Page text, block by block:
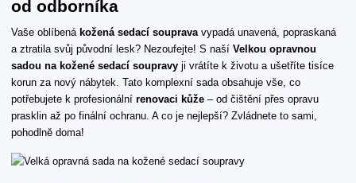
od odborníka
Vaše oblíbená kožená sedací souprava vypadá unavená, popraskaná
a ztratila svůj původní lesk? Nezoufejte! S naší Velkou opravnou
sadou na kožené sedací soupravy ji vrátíte k životu a ušetříte tisíce
korun za nový nábytek. Tato komplexní sada obsahuje vše, co
potřebujete k profesionální renovaci kůže – od čištění přes opravu
prasklin až po finální ochranu. A co je nejlepší? Zvládnete to sami,
pohodlně doma!